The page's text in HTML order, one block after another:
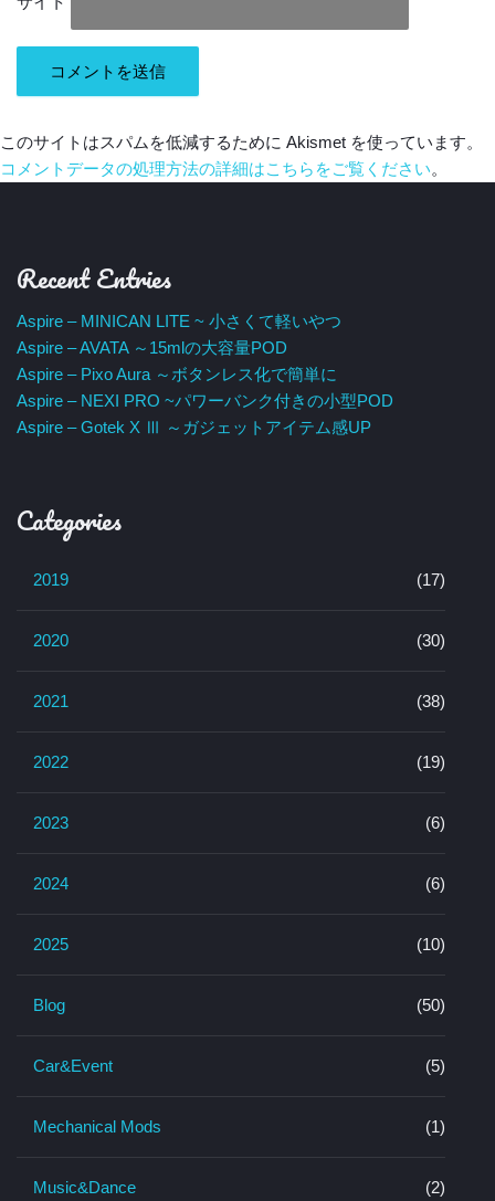
このサイトはスパムを低減するために Akismet を使っています。
コメントデータの処理方法の詳細はこちらをご覧ください。
Recent Entries
Aspire – MINICAN LITE ~ 小さくて軽いやつ
Aspire – AVATA ～15mlの大容量POD
Aspire – Pixo Aura ～ボタンレス化で簡単に
Aspire – NEXI PRO ~パワーバンク付きの小型POD
Aspire – Gotek X Ⅲ ～ガジェットアイテム感UP
Categories
2019 (17)
2020 (30)
2021 (38)
2022 (19)
2023 (6)
2024 (6)
2025 (10)
Blog (50)
Car&Event (5)
Mechanical Mods (1)
Music&Dance (2)